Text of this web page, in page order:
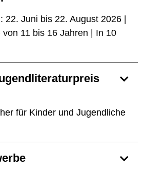
22. Juni bis 22. August 2026 |
von 11 bis 16 Jahren | In 10
für Kinder und Jugendliche